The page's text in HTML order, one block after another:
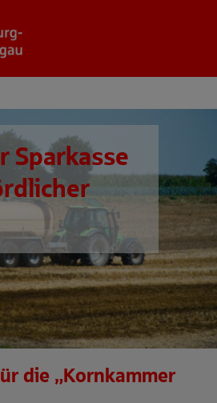
Sparkasse
die „Kornkammer